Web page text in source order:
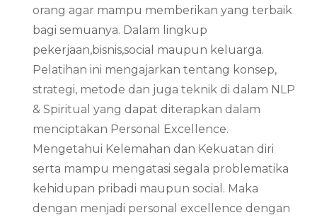
orang agar mampu memberikan yang terbaik
bagi semuanya. Dalam lingkup
pekerjaan,bisnis,social maupun keluarga.
Pelatihan ini mengajarkan tentang konsep,
strategi, metode dan juga teknik di dalam NLP
& Spiritual yang dapat diterapkan dalam
menciptakan Personal Excellence.
Mengetahui Kelemahan dan Kekuatan diri
serta mampu mengatasi segala problematika
kehidupan pribadi maupun social. Maka
dengan menjadi personal excellence dengan